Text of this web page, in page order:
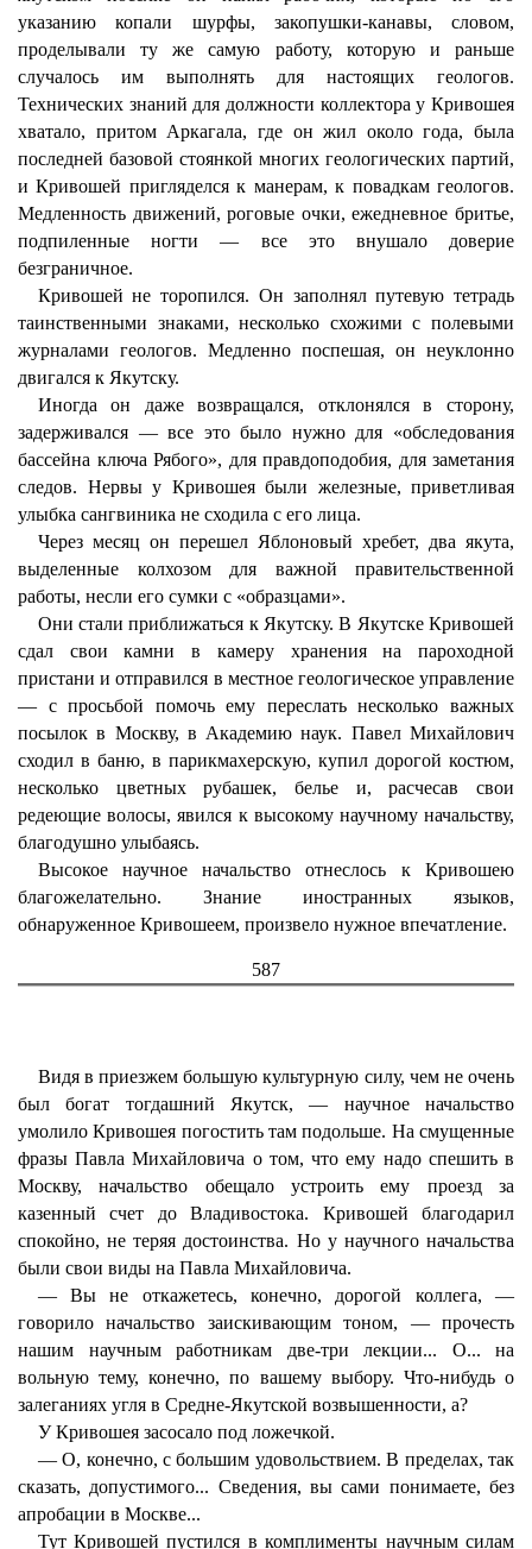
указанию копали шурфы, закопушки-канавы, словом,
проделывали ту же самую работу, которую и раньше
случалось им выполнять для настоящих геологов.
Технических знаний для должности коллектора у Кривошея
хватало, притом Аркагала, где он жил около года, была
последней базовой стоянкой многих геологических партий,
и Кривошей пригляделся к манерам, к повадкам геологов.
Медленность движений, роговые очки, ежедневное бритье,
подпиленные ногти — все это внушало доверие
безграничное.
Кривошей не торопился. Он заполнял путевую тетрадь
таинственными знаками, несколько схожими с полевыми
журналами геологов. Медленно поспешая, он неуклонно
двигался к Якутску.
Иногда он даже возвращался, отклонялся в сторону,
задерживался — все это было нужно для «обследования
бассейна ключа Рябого», для правдоподобия, для заметания
следов. Нервы у Кривошея были железные, приветливая
улыбка сангвиника не сходила с его лица.
Через месяц он перешел Яблоновый хребет, два якута,
выделенные колхозом для важной правительственной
работы, несли его сумки с «образцами».
Они стали приближаться к Якутску. В Якутске Кривошей
сдал свои камни в камеру хранения на пароходной
пристани и отправился в местное геологическое управление
— с просьбой помочь ему переслать несколько важных
посылок в Москву, в Академию наук. Павел Михайлович
сходил в баню, в парикмахерскую, купил дорогой костюм,
несколько цветных рубашек, белье и, расчесав свои
редеющие волосы, явился к высокому научному начальству,
благодушно улыбаясь.
Высокое научное начальство отнеслось к Кривошею
благожелательно. Знание иностранных языков,
обнаруженное Кривошеем, произвело нужное впечатление.
587
Видя в приезжем большую культурную силу, чем не очень
был богат тогдашний Якутск, — научное начальство
умолило Кривошея погостить там подольше. На смущенные
фразы Павла Михайловича о том, что ему надо спешить в
Москву, начальство обещало устроить ему проезд за
казенный счет до Владивостока. Кривошей благодарил
спокойно, не теряя достоинства. Но у научного начальства
были свои виды на Павла Михайловича.
— Вы не откажетесь, конечно, дорогой коллега, —
говорило начальство заискивающим тоном, — прочесть
нашим научным работникам две-три лекции... О... на
вольную тему, конечно, по вашему выбору. Что-нибудь о
залеганиях угля в Средне-Якутской возвышенности, а?
У Кривошея засосало под ложечкой.
— О, конечно, с большим удовольствием. В пределах, так
сказать, допустимого... Сведения, вы сами понимаете, без
апробации в Москве...
Тут Кривошей пустился в комплименты научным силам